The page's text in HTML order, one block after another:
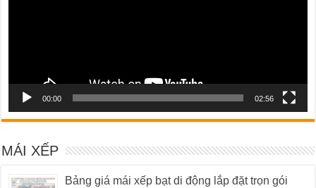
00:00 02:56
MÁI XẾP
Bảng giá mái xếp bạt di động lắp đặt trọn gói